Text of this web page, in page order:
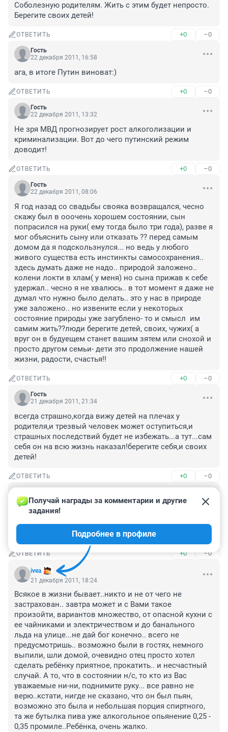
Соболезную родителям. Жить с этим будет непросто.
Берегите своих детей!
ОТВЕТИТЬ +0 –0
Гость
22 декабря 2011, 16:58
ага, в итоге Путин виноват:)
ОТВЕТИТЬ +0 –0
Гость
22 декабря 2011, 13:32
Не зря МВД прогнозирует рост алкоголизации и
криминализации. Вот до чего путинский режим
доводит!
ОТВЕТИТЬ +0 –0
Гость
22 декабря 2011, 08:06
Я год назад со свадьбы свояка возвращался, чесно
скажу был в ооочень хорошем состоянии, сын
попрасился на руки( ему тогда было три года), разве я
мог объяснить сыну или отказать ?? перед самым
домом да я подскользнулся... но ведь у любого
живого существа есть инстинкты самосохранения..
здесь думать даже не надо.. природой заложено..
колени локти в хлам( у меня) но сына прижав к себе
удержал.. чесно я не хвалюсь.. в тот момент я даже не
думал что нужно было делать.. это у нас в природе
уже заложено.. но извените если у некоторых
состояние природы уже загублено- то и смысл  им
самим жить??люди берегите детей, своих, чужих( а
вруг он в будуещем станет вашим зятем или снохой и
просто другом семьи- дети это продолжение нашей
жизни, радости, счастья!!
ОТВЕТИТЬ +0 –0
Гость
21 декабря 2011, 21:34
всегда страшно,когда вижу детей на плечах у
родителя,и трезвый человек может оступиться,и
страшных последствий будет не избежать...а тут...сам
себя он на всю жизнь наказал!берегите себя,и своих
детей!
ОТВЕТИТЬ +0 –0
21 декабря 2011, 18:58
Трагедия. Очень жаль всех. Такое может случиться с
каждым. Этой семье не повезло. Дай бог им сил жить
ОТВЕТИТЬ +0 –0
ivea
Получай награды за комментарии и другие
задания!
Подробнее в профиле
21 декабря 2011, 18:24
Всякое в жизни бывает..никто и не от чего не
застрахован.. завтра может и с Вами такое
произойти, вариантов множество, от опасной кухни с
ее чайниками и электричеством и до банального
льда на улице...не дай бог конечно.. всего не
предусмотришь.. возможно были в гостях, немного
выпили, шли домой, очевидно отец просто хотел
сделать ребёнку приятное, прокатить.. и несчастный
случай. А то, что в состоянии н/с, то кто из Вас
уважаемые ни-ни, поднимите руку... все равно не
верю..кстати, нигде не сказано, что он был пьян,
возможно это была и небольшая порция спиртного,
та же бутылка пива уже алкогольное опьянение 0,25 -
0,35 промиле..Ребёнка, очень жалко.